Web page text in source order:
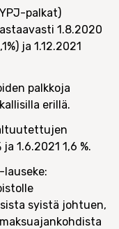
palkat)
1.8.2020
ja 1.12.2021
palkkoja
erillä.
1.6.2021 1,6 %.
lauseke:
syistä johtuen,